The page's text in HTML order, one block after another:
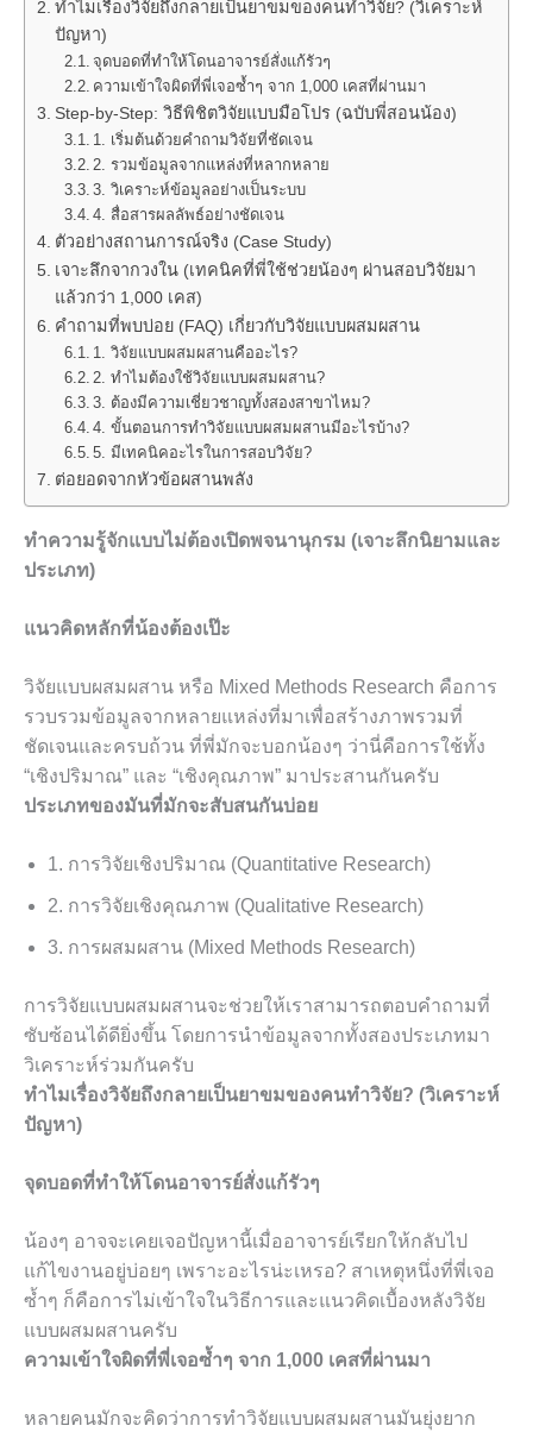
ทำไมเรื่องวิจัยถึงกลายเป็นยาขมของคนทำวิจัย? (วิเคราะห์
ปัญหา)
จุดบอดที่ทำให้โดนอาจารย์สั่งแก้รัวๆ
ความเข้าใจผิดที่พี่เจอซ้ำๆ จาก 1,000 เคสที่ผ่านมา
Step-by-Step: วิธีพิชิตวิจัยแบบมือโปร (ฉบับพี่สอนน้อง)
1. เริ่มต้นด้วยคำถามวิจัยที่ชัดเจน
2. รวมข้อมูลจากแหล่งที่หลากหลาย
3. วิเคราะห์ข้อมูลอย่างเป็นระบบ
4. สื่อสารผลลัพธ์อย่างชัดเจน
ตัวอย่างสถานการณ์จริง (Case Study)
เจาะลึกจากวงใน (เทคนิคที่พี่ใช้ช่วยน้องๆ ผ่านสอบวิจัยมา
แล้วกว่า 1,000 เคส)
คำถามที่พบบ่อย (FAQ) เกี่ยวกับวิจัยแบบผสมผสาน
1. วิจัยแบบผสมผสานคืออะไร?
2. ทำไมต้องใช้วิจัยแบบผสมผสาน?
3. ต้องมีความเชี่ยวชาญทั้งสองสาขาไหม?
4. ขั้นตอนการทำวิจัยแบบผสมผสานมีอะไรบ้าง?
5. มีเทคนิคอะไรในการสอบวิจัย?
ต่อยอดจากหัวข้อผสานพลัง
ทำความรู้จักแบบไม่ต้องเปิดพจนานุกรม (เจาะลึกนิยามและ
ประเภท)
แนวคิดหลักที่น้องต้องเป๊ะ
วิจัยแบบผสมผสาน หรือ Mixed Methods Research คือการ
รวบรวมข้อมูลจากหลายแหล่งที่มาเพื่อสร้างภาพรวมที่
ชัดเจนและครบถ้วน ที่พี่มักจะบอกน้องๆ ว่านี่คือการใช้ทั้ง
“เชิงปริมาณ” และ “เชิงคุณภาพ” มาประสานกันครับ
ประเภทของมันที่มักจะสับสนกันบ่อย
1. การวิจัยเชิงปริมาณ (Quantitative Research)
2. การวิจัยเชิงคุณภาพ (Qualitative Research)
3. การผสมผสาน (Mixed Methods Research)
การวิจัยแบบผสมผสานจะช่วยให้เราสามารถตอบคำถามที่
ซับซ้อนได้ดียิ่งขึ้น โดยการนำข้อมูลจากทั้งสองประเภทมา
วิเคราะห์ร่วมกันครับ
ทำไมเรื่องวิจัยถึงกลายเป็นยาขมของคนทำวิจัย? (วิเคราะห์
ปัญหา)
จุดบอดที่ทำให้โดนอาจารย์สั่งแก้รัวๆ
น้องๆ อาจจะเคยเจอปัญหานี้เมื่ออาจารย์เรียกให้กลับไป
แก้ไขงานอยู่บ่อยๆ เพราะอะไรน่ะเหรอ? สาเหตุหนึ่งที่พี่เจอ
ซ้ำๆ ก็คือการไม่เข้าใจในวิธีการและแนวคิดเบื้องหลังวิจัย
แบบผสมผสานครับ
ความเข้าใจผิดที่พี่เจอซ้ำๆ จาก 1,000 เคสที่ผ่านมา
หลายคนมักจะคิดว่าการทำวิจัยแบบผสมผสานมันยุ่งยาก